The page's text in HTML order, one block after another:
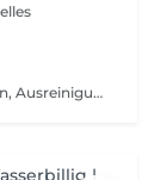
Reinigung, Enzym Peeling, Mikrodermabrasion, Ausreinigung, Ampulle, Maske, Massage, Abschlusspflege.